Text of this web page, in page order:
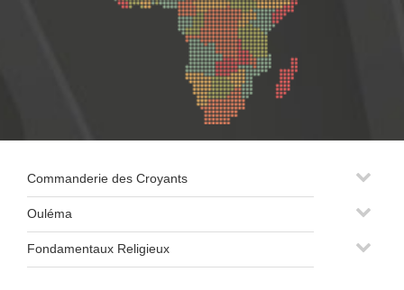
Commanderie des Croyants
Ouléma
Fondamentaux Religieux